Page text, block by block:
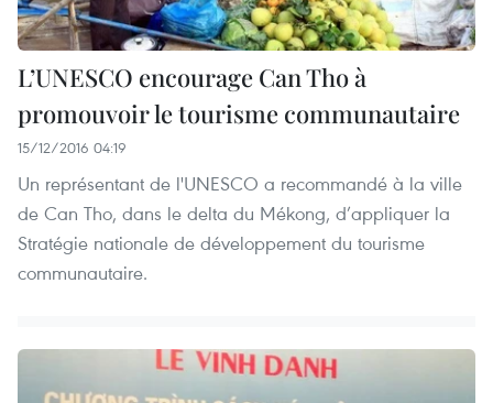
L’UNESCO encourage Can Tho à
promouvoir le tourisme communautaire
15/12/2016 04:19
Un représentant de l'UNESCO a recommandé à la ville
de Can Tho, dans le delta du Mékong, d’appliquer la
Stratégie nationale de développement du tourisme
communautaire.